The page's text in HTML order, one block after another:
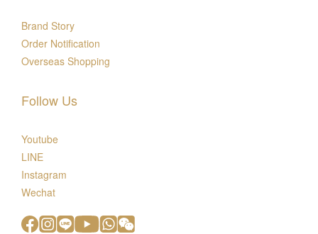
Brand Story
Order Notification
Overseas Shopping
Follow Us
Youtube
LINE
Instagram
Wechat